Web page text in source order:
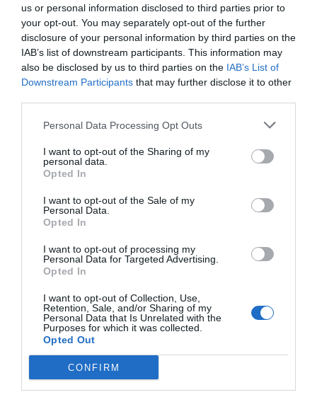
us or personal information disclosed to third parties prior to
your opt-out. You may separately opt-out of the further
disclosure of your personal information by third parties on the
IAB’s list of downstream participants. This information may
also be disclosed by us to third parties on the IAB’s List of
Downstream Participants that may further disclose it to other
Personal Data Processing Opt Outs
I want to opt-out of the Sharing of my
personal data.
Opted In
I want to opt-out of the Sale of my
Personal Data.
Opted In
I want to opt-out of processing my
Personal Data for Targeted Advertising.
Opted In
I want to opt-out of Collection, Use,
Retention, Sale, and/or Sharing of my
Personal Data that Is Unrelated with the
Purposes for which it was collected.
Opted Out
CONFIRM
alternativa catalana, es vademanar opinió a la
comunitat. És el cas deengagement ('vincle de
fidelitat que un usuari o comunitat estableixen
amb una marca determinada com a
conseqüència de l'experiència positiva que els
genera interaccionar-hi i, en general, de l'afinitat
que hi senten, que és promoguda per la mateixa
marca mitjançant accions en les plataformes
digitals'.)
De les propostes enviades pels usuaris,
un 70% es
van mostrar partidaris d'aprovar una
prioritària i implicació va ser la segona aposta dels
usuaris) contra un 30% que es van mostrar
partidaris de mantenir la forma manllevada
engagement.
Les sigles: un microllenguatge
Hi ha entorns en què la generació de noves sigles
és més freqüent que en d'altres. El màrqueting